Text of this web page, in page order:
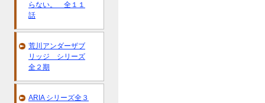
らない。 全１１
話
荒川アンダーザブ
リッジ シリーズ
全２期
ARIA シリーズ全３